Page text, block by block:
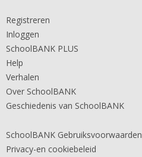
Registreren
Inloggen
SchoolBANK PLUS
Help
Verhalen
Over SchoolBANK
Geschiedenis van SchoolBANK
SchoolBANK Gebruiksvoorwaarden
Privacy-en cookiebeleid